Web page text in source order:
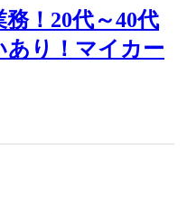
！20代～40代
り！マイカー